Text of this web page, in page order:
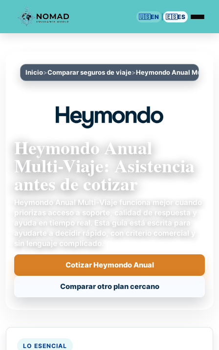
🇺🇸EN 🇪🇸ES
Inicio Comparar seguros de viaje Heymondo Anual Multi-
Heymondo Anual
Multi-Viaje: Asistencia
antes de cotizar
Heymondo Anual Multi-Viaje funciona mejor cuando
priorizas acceso a soporte, calidad de respuesta y
ayuda en tiempo real. Esta guía está escrita para
ayudarte a decidir rápido, con criterio comercial y
sin lenguaje complicado.
Cotizar Heymondo Anual
Comparar otro plan cercano
LO ESENCIAL